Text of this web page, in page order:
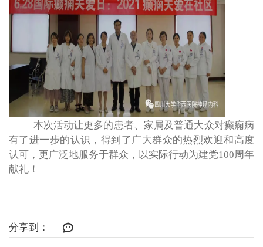
本次活动让更多的患者、家属及普通大众对癫痫病
有了进一步的认识，得到了广大群众的热烈欢迎和高度
认可，更广泛地服务于群众，以实际行动为建党100周年
献礼！
分享到：